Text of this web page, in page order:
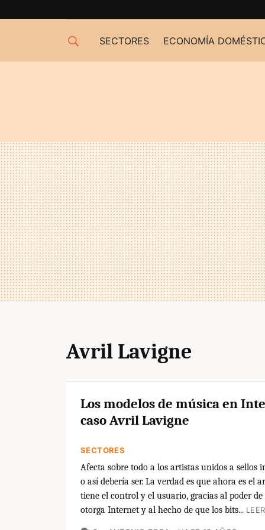
SECTORES ECONOMÍA
Avril Lavigne
Los modelos de música en
caso Avril Lavigne
SECTORES
Afecta sobre todo a los artistas unidos a sellos
o así debería ser. La verdad es que ahora es el
tiene el control y el usuario, gracias al poder de
otorga Internet y al hecho de que los bits...